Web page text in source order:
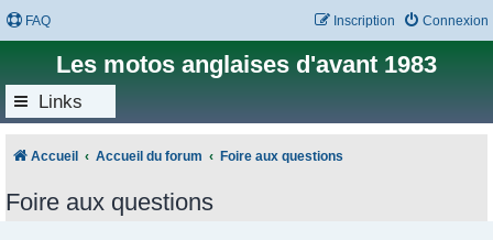
FAQ Connexion
Inscription
Les motos anglaises d'avant 1983
Links
Accueil Accueil du forum Foire aux questions
Foire aux questions